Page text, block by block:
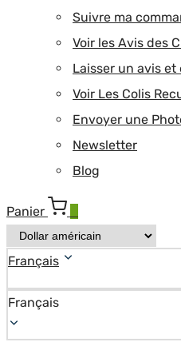
Suivre ma
Voir les Avis des
Laisser un avis
Voir Les Colis
Envoyer une
Newsletter
Blog
Panier
Français
Français